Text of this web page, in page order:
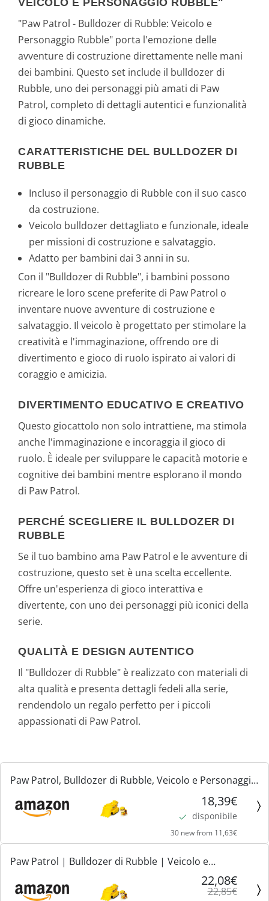
2
,
8
5
€
€
.
"Paw Patrol - Bulldozer di Rubble: Veicolo e
Personaggio Rubble" porta l'emozione delle
avventure di costruzione direttamente nelle mani
dei bambini. Questo set include il bulldozer di
Rubble, uno dei personaggi più amati di Paw
Patrol, completo di dettagli autentici e funzionalità
di gioco dinamiche.
CARATTERISTICHE DEL BULLDOZER DI
RUBBLE
Incluso il personaggio di Rubble con il suo casco
da costruzione.
Veicolo bulldozer dettagliato e funzionale, ideale
per missioni di costruzione e salvataggio.
Adatto per bambini dai 3 anni in su.
Con il "Bulldozer di Rubble", i bambini possono
ricreare le loro scene preferite di Paw Patrol o
inventare nuove avventure di costruzione e
salvataggio. Il veicolo è progettato per stimolare la
creatività e l'immaginazione, offrendo ore di
divertimento e gioco di ruolo ispirato ai valori di
coraggio e amicizia.
DIVERTIMENTO EDUCATIVO E CREATIVO
Questo giocattolo non solo intrattiene, ma stimola
anche l'immaginazione e incoraggia il gioco di
ruolo. È ideale per sviluppare le capacità motorie e
cognitive dei bambini mentre esplorano il mondo
di Paw Patrol.
PERCHÉ SCEGLIERE IL BULLDOZER DI
RUBBLE
Se il tuo bambino ama Paw Patrol e le avventure di
costruzione, questo set è una scelta eccellente.
Offre un'esperienza di gioco interattiva e
divertente, con uno dei personaggi più iconici della
serie.
QUALITÀ E DESIGN AUTENTICO
Il "Bulldozer di Rubble" è realizzato con materiali di
alta qualità e presenta dettagli fedeli alla serie,
rendendolo un regalo perfetto per i piccoli
appassionati di Paw Patrol.
Paw Patrol, Bulldozer di Rubble, Veicolo e Personaggio
18,39€
disponibile
30 new from 11,63€
Paw Patrol | Bulldozer di Rubble | Veicolo e
Personaggio Rubble | Giochi Bambini dai 3 Anni in su
22,08€
22,85€